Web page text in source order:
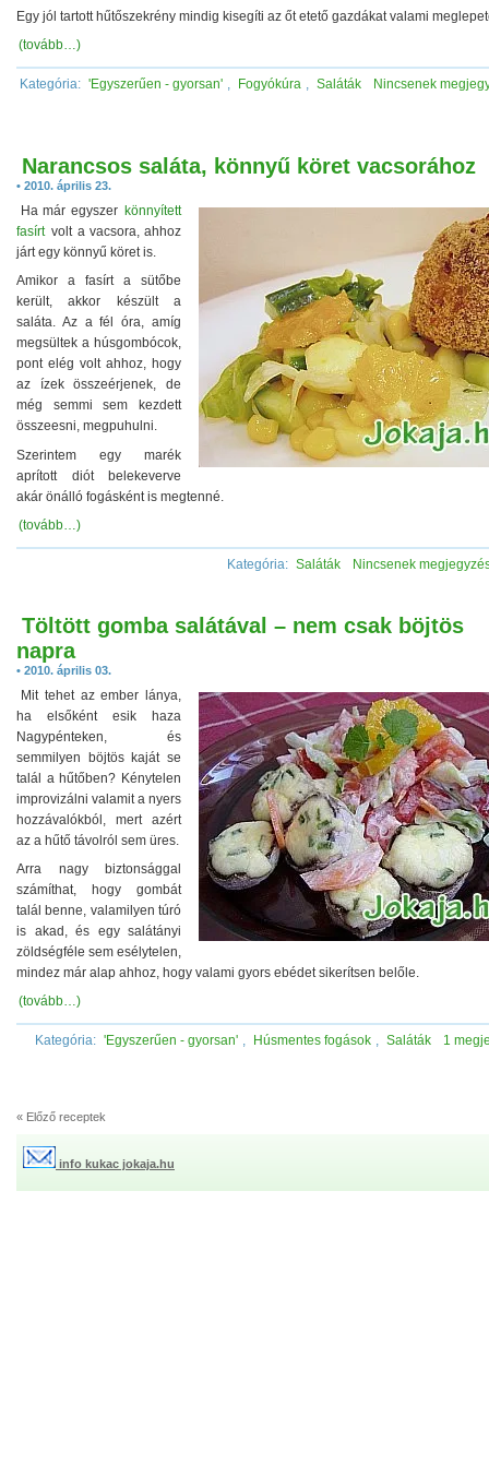
Egy jól tartott hűtőszekrény mindig kisegíti az őt etető gazdákat valami
(tovább…)
Kategória: 'Egyszerűen - gyorsan' , Fogyókúra , Saláták Nincsenek
Narancsos saláta, könnyű köret vacsorához
• 2010. április 23.
Ha már egyszer könnyített
fasírt volt a vacsora, ahhoz
járt egy könnyű köret is.
Amikor a fasírt a sütőbe
került, akkor készült a
saláta. Az a fél óra, amíg
megsültek a húsgombócok,
pont elég volt ahhoz, hogy
az ízek összeérjenek, de
még semmi sem kezdett
összeesni, megpuhulni.
Szerintem egy marék
aprított diót belekeverve
akár önálló fogásként is megtenné.
(tovább…)
Kategória: Saláták Nincsenek
Töltött gomba salátával – nem csak böjtös
napra
• 2010. április 03.
Mit tehet az ember lánya,
ha elsőként esik haza
Nagypénteken, és
semmilyen böjtös kaját se
talál a hűtőben? Kénytelen
improvizálni valamit a nyers
hozzávalókból, mert azért
az a hűtő távolról sem üres.
Arra nagy biztonsággal
számíthat, hogy gombát
talál benne, valamilyen túró
is akad, és egy salátányi
zöldségféle sem esélytelen,
mindez már alap ahhoz, hogy valami gyors ebédet sikerítsen belőle.
(tovább…)
Kategória: 'Egyszerűen - gyorsan' , Húsmentes fogások , Saláták 1
« Előző receptek
info kukac jokaja.hu